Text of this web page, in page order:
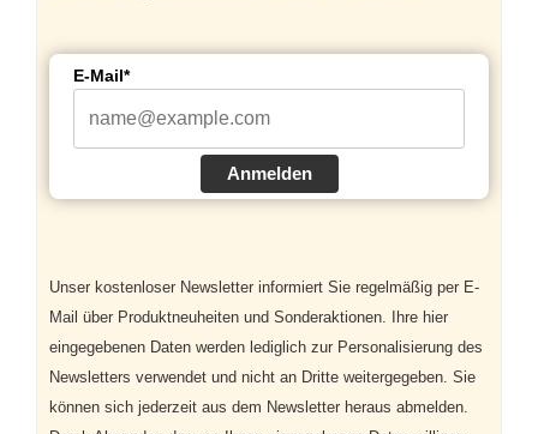
E-Mail*
Anmelden
Unser kostenloser Newsletter informiert Sie regelmäßig per E-
Mail über Produktneuheiten und Sonderaktionen. Ihre hier
eingegebenen Daten werden lediglich zur Personalisierung des
Newsletters verwendet und nicht an Dritte weitergegeben. Sie
können sich jederzeit aus dem Newsletter heraus abmelden.